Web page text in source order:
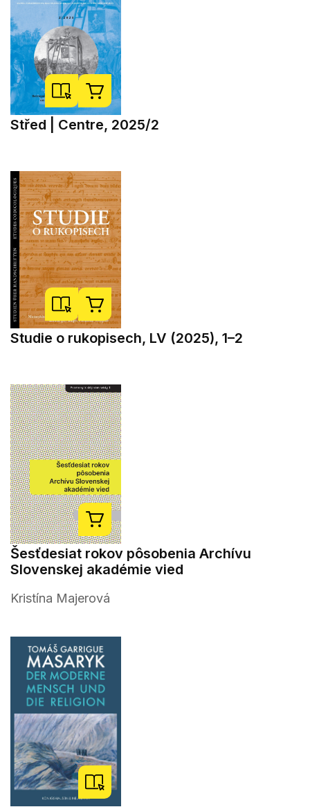
Střed | Centre, 2025/2
Studie o rukopisech, LV (2025), 1–2
Šesťdesiat rokov pôsobenia Archívu
Slovenskej akadémie vied
Kristína Majerová